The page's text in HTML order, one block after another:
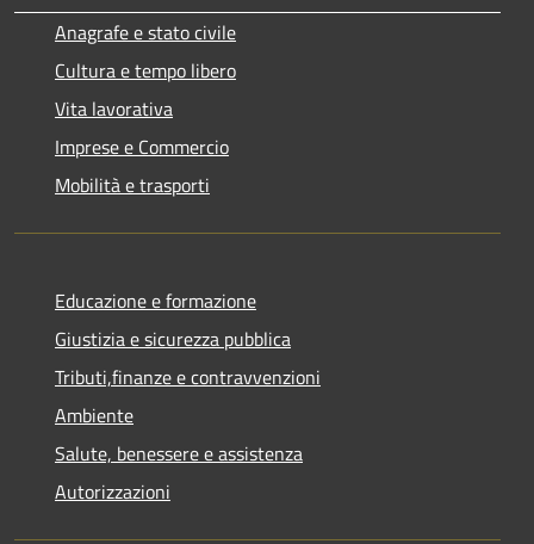
Anagrafe e stato civile
Cultura e tempo libero
Vita lavorativa
Imprese e Commercio
Mobilità e trasporti
Educazione e formazione
Giustizia e sicurezza pubblica
Tributi,finanze e contravvenzioni
Ambiente
Salute, benessere e assistenza
Autorizzazioni